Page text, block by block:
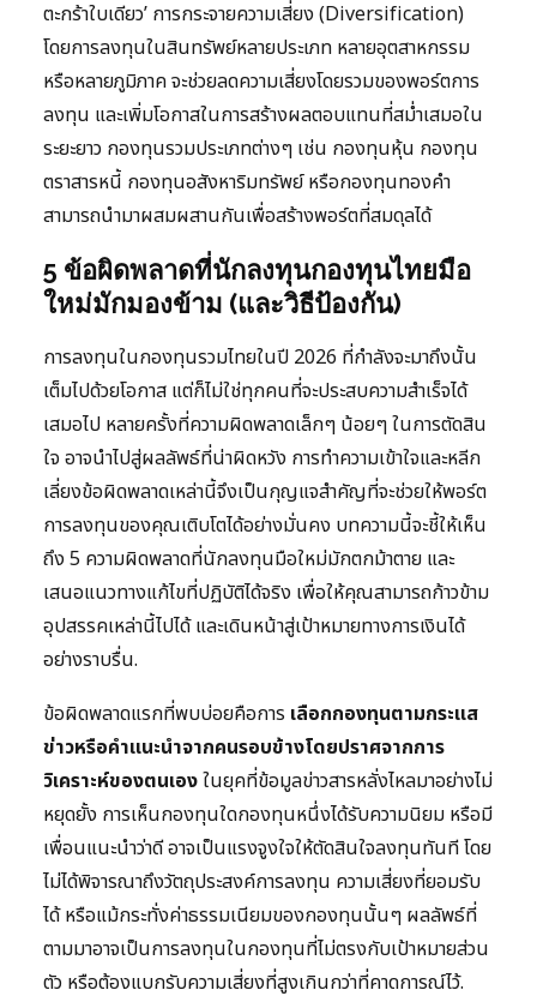
ตะกร้าใบเดียว’ การกระจายความเสี่ยง (Diversification)
โดยการลงทุนในสินทรัพย์หลายประเภท หลายอุตสาหกรรม
หรือหลายภูมิภาค จะช่วยลดความเสี่ยงโดยรวมของพอร์ตการ
ลงทุน และเพิ่มโอกาสในการสร้างผลตอบแทนที่สม่ำเสมอใน
ระยะยาว กองทุนรวมประเภทต่างๆ เช่น กองทุนหุ้น กองทุน
ตราสารหนี้ กองทุนอสังหาริมทรัพย์ หรือกองทุนทองคำ
สามารถนำมาผสมผสานกันเพื่อสร้างพอร์ตที่สมดุลได้
5 ข้อผิดพลาดที่นักลงทุนกองทุนไทยมือ
ใหม่มักมองข้าม (และวิธีป้องกัน)
การลงทุนในกองทุนรวมไทยในปี 2026 ที่กำลังจะมาถึงนั้น
เต็มไปด้วยโอกาส แต่ก็ไม่ใช่ทุกคนที่จะประสบความสำเร็จได้
เสมอไป หลายครั้งที่ความผิดพลาดเล็กๆ น้อยๆ ในการตัดสิน
ใจ อาจนำไปสู่ผลลัพธ์ที่น่าผิดหวัง การทำความเข้าใจและหลีก
เลี่ยงข้อผิดพลาดเหล่านี้จึงเป็นกุญแจสำคัญที่จะช่วยให้พอร์ต
การลงทุนของคุณเติบโตได้อย่างมั่นคง บทความนี้จะชี้ให้เห็น
ถึง 5 ความผิดพลาดที่นักลงทุนมือใหม่มักตกม้าตาย และ
เสนอแนวทางแก้ไขที่ปฏิบัติได้จริง เพื่อให้คุณสามารถก้าวข้าม
อุปสรรคเหล่านี้ไปได้ และเดินหน้าสู่เป้าหมายทางการเงินได้
อย่างราบรื่น.
ข้อผิดพลาดแรกที่พบบ่อยคือการ เลือกกองทุนตามกระแส
ข่าวหรือคำแนะนำจากคนรอบข้างโดยปราศจากการ
วิเคราะห์ของตนเองในยุคที่ข้อมูลข่าวสารหลั่งไหลมาอย่างไม่
หยุดยั้ง การเห็นกองทุนใดกองทุนหนึ่งได้รับความนิยม หรือมี
เพื่อนแนะนำว่าดี อาจเป็นแรงจูงใจให้ตัดสินใจลงทุนทันที โดย
ไม่ได้พิจารณาถึงวัตถุประสงค์การลงทุน ความเสี่ยงที่ยอมรับ
ได้ หรือแม้กระทั่งค่าธรรมเนียมของกองทุนนั้นๆ ผลลัพธ์ที่
ตามมาอาจเป็นการลงทุนในกองทุนที่ไม่ตรงกับเป้าหมายส่วน
ตัว หรือต้องแบกรับความเสี่ยงที่สูงเกินกว่าที่คาดการณ์ไว้.